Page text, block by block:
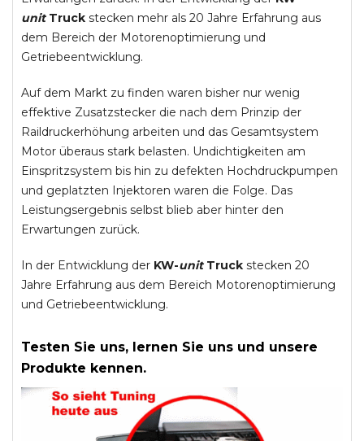
unit Truck stecken mehr als 20 Jahre Erfahrung aus
dem Bereich der Motorenoptimierung und
Getriebeentwicklung.
Auf dem Markt zu finden waren bisher nur wenig
effektive Zusatzstecker die nach dem Prinzip der
Raildruckerhöhung arbeiten und das Gesamtsystem
Motor überaus stark belasten. Undichtigkeiten am
Einspritzsystem bis hin zu defekten Hochdruckpumpen
und geplatzten Injektoren waren die Folge. Das
Leistungsergebnis selbst blieb aber hinter den
Erwartungen zurück.
In der Entwicklung der KW-unitTruck stecken 20
Jahre Erfahrung aus dem Bereich Motorenoptimierung
und Getriebeentwicklung.
Testen Sie uns, lernen Sie uns und unsere
Produkte kennen.